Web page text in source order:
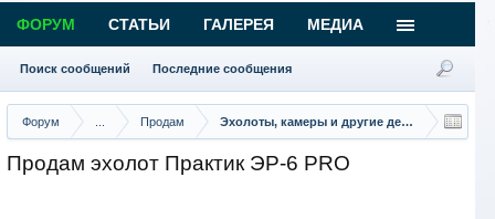
Форум Продам Эхолоты, камеры и другие девайсы
Продам эхолот Практик ЭР-6 PRO
ФОРУМ
Поиск сообщений Последние сообщения
СТАТЬИ ГАЛЕРЕЯ МЕДИА